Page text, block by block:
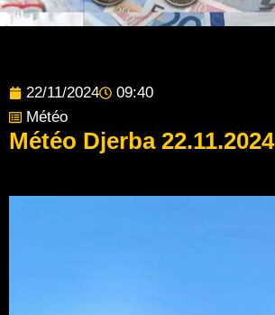
22/11/2024
09:40
Météo
Météo Djerba 22.11.2024